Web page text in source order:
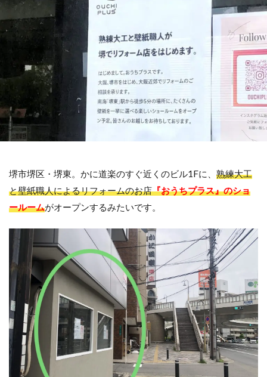
堺市堺区・堺東。かに道楽のすぐ近くのビル1Fに、 熟練大工
と壁紙職人によるリフォームのお店『おうちプラス』のショ
ールームがオープンするみたいです。